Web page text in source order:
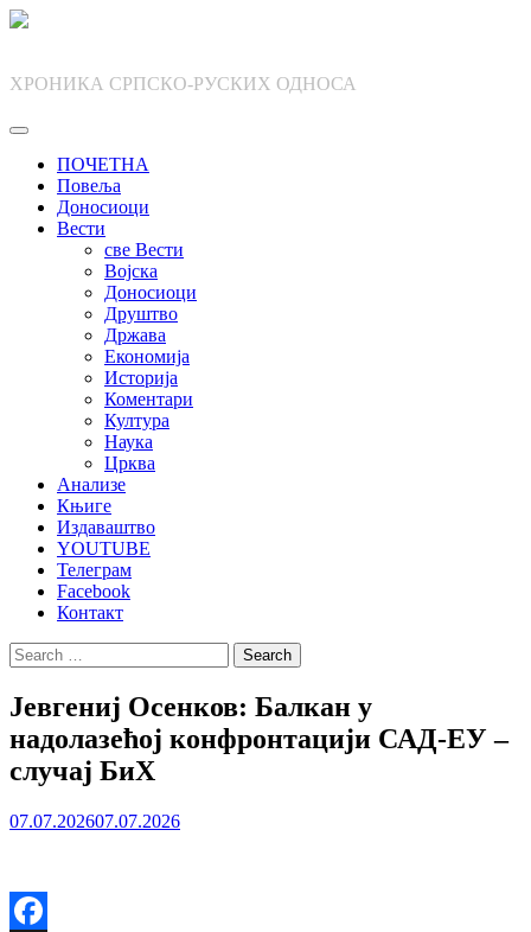
Skip
ХРОНИКА СРПСКО-РУСКИХ ОДНОСА
ПОЧЕТНА
Повеља
Доносиоци
Вести
све Вести
Војска
Доносиоци
Друштво
Држава
Економија
Историја
Коментари
Култура
Наука
Црква
Анализе
Књиге
Издаваштво
YOUTUBE
Телеграм
Facebook
Контакт
Search
for:
Јевгениј Осенков: Балкан у
надолазећој конфронтацији САД-ЕУ –
случај БиХ
07.07.202607.07.2026